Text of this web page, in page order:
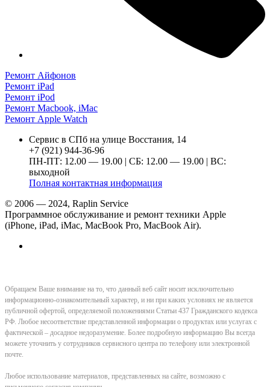
Ремонт Айфонов
Ремонт iPad
Ремонт iPod
Ремонт Macbook, iMac
Ремонт Apple Watch
Сервис в СПб на улице Восстания, 14
+7 (921) 944-36-96
ПН-ПТ: 12.00 — 19.00 | СБ: 12.00 — 19.00 | ВС:
выходной
Полная контактная информация
© 2006 — 2024, Raplin Service
Программное обслуживание и ремонт техники Apple
(iPhone, iPad, iMac, MacBook Pro, MacBook Air).
Обращаем Ваше внимание на то, что данный веб сайт носит исключительно
информационно-ознакомительный характер, и ни при каких условиях не является
публичной офертой, определяемой положениями Статьи 437 Гражданского кодекса
РФ. Любое несоответствие представленной информации о продуктах или услугах с
фактической – досадное недоразумение. Более подробную информацию Вы всегда
можете уточнить у сотрудников сервисного центра по телефону или электронной
почте.
Любое использование материалов, представленных на сайте, возможно с